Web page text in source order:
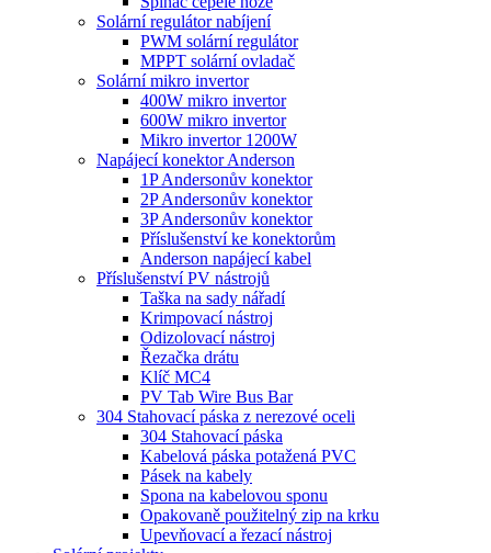
Solární regulátor nabíjení
PWM solární regulátor
MPPT solární ovladač
Solární mikro invertor
400W mikro invertor
600W mikro invertor
Mikro invertor 1200W
Napájecí konektor Anderson
1P Andersonův konektor
2P Andersonův konektor
3P Andersonův konektor
Příslušenství ke konektorům
Anderson napájecí kabel
Příslušenství PV nástrojů
Taška na sady nářadí
Krimpovací nástroj
Odizolovací nástroj
Řezačka drátu
Klíč MC4
PV Tab Wire Bus Bar
304 Stahovací páska z nerezové oceli
304 Stahovací páska
Kabelová páska potažená PVC
Pásek na kabely
Spona na kabelovou sponu
Opakovaně použitelný zip na krku
Upevňovací a řezací nástroj